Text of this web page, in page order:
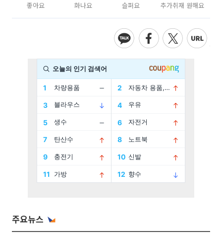
좋아요 화나요 슬퍼요 추가취재 원해요
주요뉴스